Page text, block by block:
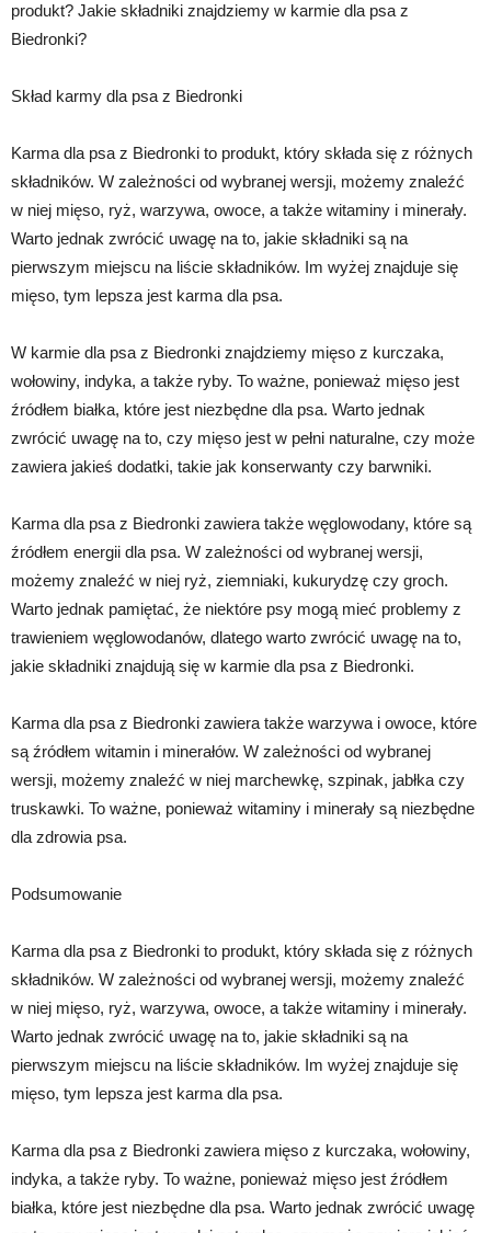
produkt? Jakie składniki znajdziemy w karmie dla psa z
Biedronki?
Skład karmy dla psa z Biedronki
Karma dla psa z Biedronki to produkt, który składa się z różnych
składników. W zależności od wybranej wersji, możemy znaleźć
w niej mięso, ryż, warzywa, owoce, a także witaminy i minerały.
Warto jednak zwrócić uwagę na to, jakie składniki są na
pierwszym miejscu na liście składników. Im wyżej znajduje się
mięso, tym lepsza jest karma dla psa.
W karmie dla psa z Biedronki znajdziemy mięso z kurczaka,
wołowiny, indyka, a także ryby. To ważne, ponieważ mięso jest
źródłem białka, które jest niezbędne dla psa. Warto jednak
zwrócić uwagę na to, czy mięso jest w pełni naturalne, czy może
zawiera jakieś dodatki, takie jak konserwanty czy barwniki.
Karma dla psa z Biedronki zawiera także węglowodany, które są
źródłem energii dla psa. W zależności od wybranej wersji,
możemy znaleźć w niej ryż, ziemniaki, kukurydzę czy groch.
Warto jednak pamiętać, że niektóre psy mogą mieć problemy z
trawieniem węglowodanów, dlatego warto zwrócić uwagę na to,
jakie składniki znajdują się w karmie dla psa z Biedronki.
Karma dla psa z Biedronki zawiera także warzywa i owoce, które
są źródłem witamin i minerałów. W zależności od wybranej
wersji, możemy znaleźć w niej marchewkę, szpinak, jabłka czy
truskawki. To ważne, ponieważ witaminy i minerały są niezbędne
dla zdrowia psa.
Podsumowanie
Karma dla psa z Biedronki to produkt, który składa się z różnych
składników. W zależności od wybranej wersji, możemy znaleźć
w niej mięso, ryż, warzywa, owoce, a także witaminy i minerały.
Warto jednak zwrócić uwagę na to, jakie składniki są na
pierwszym miejscu na liście składników. Im wyżej znajduje się
mięso, tym lepsza jest karma dla psa.
Karma dla psa z Biedronki zawiera mięso z kurczaka, wołowiny,
indyka, a także ryby. To ważne, ponieważ mięso jest źródłem
białka, które jest niezbędne dla psa. Warto jednak zwrócić uwagę